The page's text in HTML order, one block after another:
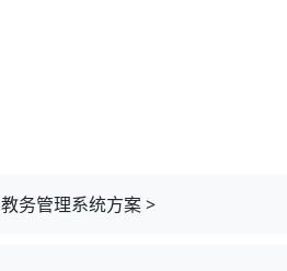
教务管理系统方案>